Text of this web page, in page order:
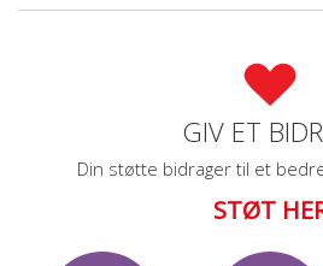
GIV ET
Din støtte bidrager til et
STØT